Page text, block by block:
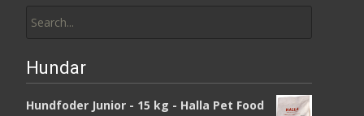
for:
Hundar
Hundfoder Junior - 15 kg - Halla Pet Food